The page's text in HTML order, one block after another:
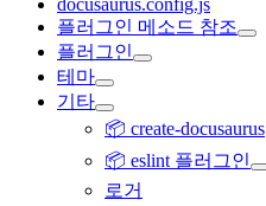
docusaurus.config.js
플러그인 메소드 참조
플러그인
테마
기타
📦 create-docusaurus
📦 eslint 플러그인
로거